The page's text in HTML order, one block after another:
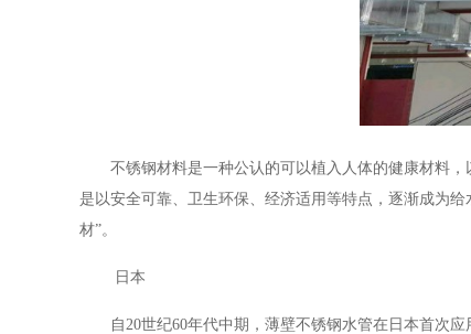
不锈钢材料是一种公认的可以植入人体的健康材料
是以安全可靠、卫生环保、经济适用等特点，逐渐成为
材”。
日本
自 20世纪60年代中期，薄壁不锈钢水管在日本首次